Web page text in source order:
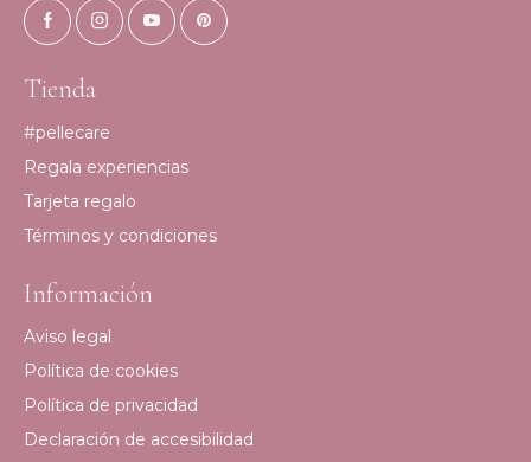
Tienda
#pellecare
Regala experiencias
Tarjeta regalo
Términos y condiciones
Información
Aviso legal
Política de cookies
Política de privacidad
Declaración de accesibilidad